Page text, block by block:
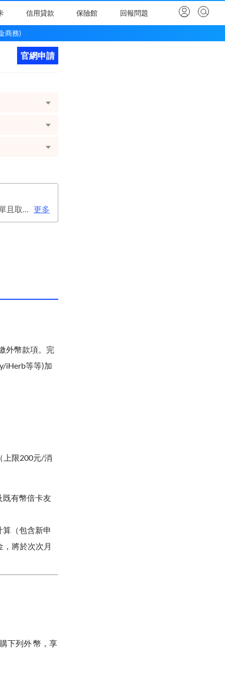
信用貸款 保險館 回報問題
商務)
立即申請
官網申請
次年年費：3000元(有條件免年費), 1.電子帳單專屬優惠：申請信用卡電子對帳單且取消實體帳單，於電子帳單申請期間，正、附卡皆享免年費之優惠。 2.年度消費減免辦法：第2年起，以收取年費當年前12個月累計消費滿36,000元或不限金額消費滿12次，即免收次年年費。
更多
外幣款項。完
iHerb等等)加
上限200元/消
既有幣倍卡友
（包含新申
將於次次月
下列外 幣，享